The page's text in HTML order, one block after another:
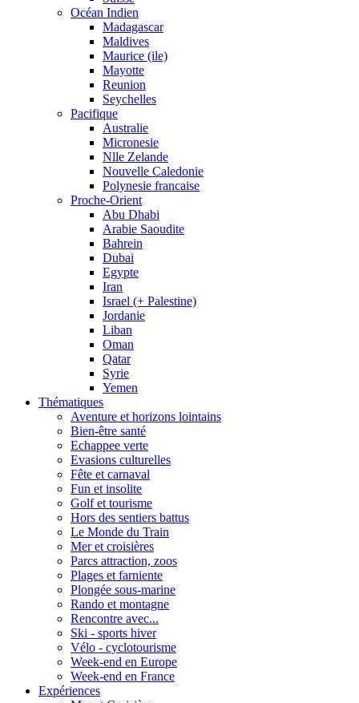
Océan Indien
Madagascar
Maldives
Maurice (ile)
Mayotte
Reunion
Seychelles
Pacifique
Australie
Micronesie
Nlle Zelande
Nouvelle Caledonie
Polynesie francaise
Proche-Orient
Abu Dhabi
Arabie Saoudite
Bahrein
Dubai
Egypte
Iran
Israel (+ Palestine)
Jordanie
Liban
Oman
Qatar
Syrie
Yemen
Thématiques
Aventure et horizons lointains
Bien-être santé
Echappee verte
Evasions culturelles
Fête et carnaval
Fun et insolite
Golf et tourisme
Hors des sentiers battus
Le Monde du Train
Mer et croisières
Parcs attraction, zoos
Plages et farniente
Plongée sous-marine
Rando et montagne
Rencontre avec...
Ski - sports hiver
Vélo - cyclotourisme
Week-end en Europe
Week-end en France
Expériences